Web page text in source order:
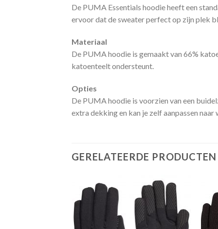
De PUMA Essentials hoodie heeft een
ervoor dat de sweater perfect op zijn plek
Materiaal
De PUMA hoodie is gemaakt van 66%
katoenteelt ondersteunt.
Opties
De PUMA hoodie is voorzien van een
extra dekking en kan je zelf aanpassen naar
GERELATEERDE PRODUCTEN